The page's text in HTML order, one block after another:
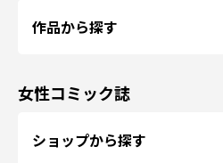
作品から探す
女性コミック誌
ショップから探す